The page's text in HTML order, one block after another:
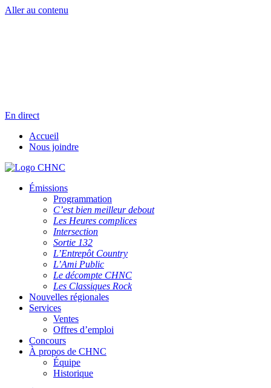
Aller au contenu
En direct
Accueil
Nous joindre
Émissions
Programmation
C’est bien meilleur debout
Les Heures complices
Intersection
Sortie 132
L’Entrepôt Country
L’Ami Public
Le décompte CHNC
Les Classiques Rock
Nouvelles régionales
Services
Ventes
Offres d’emploi
Concours
À propos de CHNC
Équipe
Historique